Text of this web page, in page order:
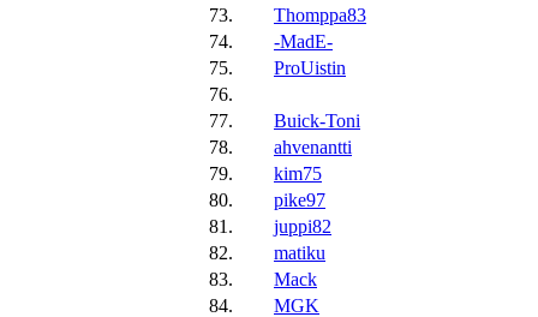
73.
Thomppa83
74.
-MadE-
75.
ProUistin
76.
77.
Buick-Toni
78.
ahvenantti
79.
kim75
80.
pike97
81.
juppi82
82.
matiku
83.
Mack
84.
MGK